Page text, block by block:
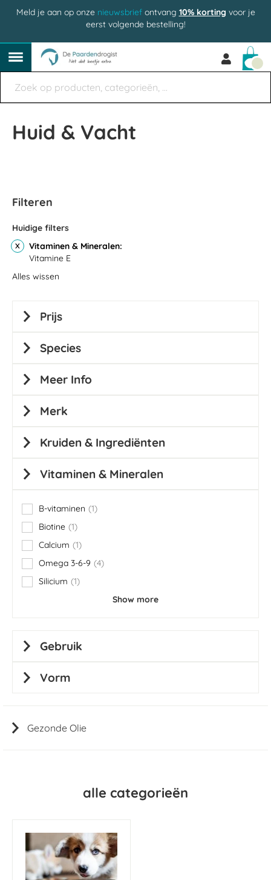
Meld je aan op onze nieuwsbriefontvang 10% korting voor je
eerst volgende bestelling!
Huid & Vacht
alle categorieën
Gezonde Olie
Filteren
Huidige filters
Vitaminen & Mineralen
Vitamine E
Alles wissen
Prijs
Species
Meer Info
Merk
Kruiden & Ingrediënten
Vitaminen & Mineralen
B-vitaminen 1
item
Biotine 1
item
Calcium
1
item
Omega 3-6-9
4
items
Silicium
1
item
Show more
Gebruik
Vorm